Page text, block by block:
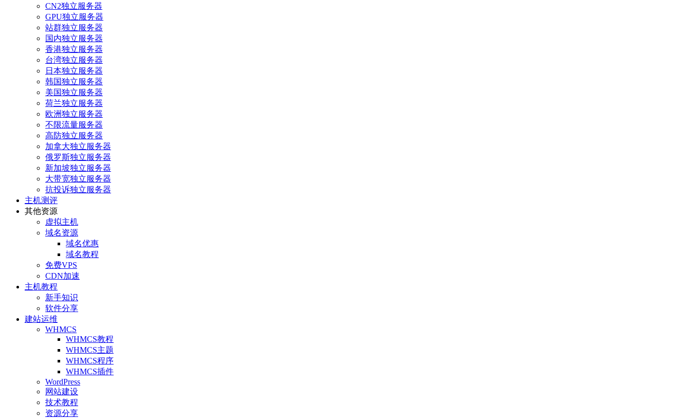
CN2独立服务器
GPU独立服务器
站群独立服务器
国内独立服务器
香港独立服务器
台湾独立服务器
日本独立服务器
韩国独立服务器
美国独立服务器
荷兰独立服务器
欧洲独立服务器
不限流量服务器
高防独立服务器
加拿大独立服务器
俄罗斯独立服务器
新加坡独立服务器
大带宽独立服务器
抗投诉独立服务器
主机测评
其他资源
虚拟主机
域名资源
域名优惠
域名教程
免费VPS
CDN加速
主机教程
新手知识
软件分享
建站运维
WHMCS
WHMCS教程
WHMCS主题
WHMCS程序
WHMCS插件
WordPress
网站建设
技术教程
资源分享